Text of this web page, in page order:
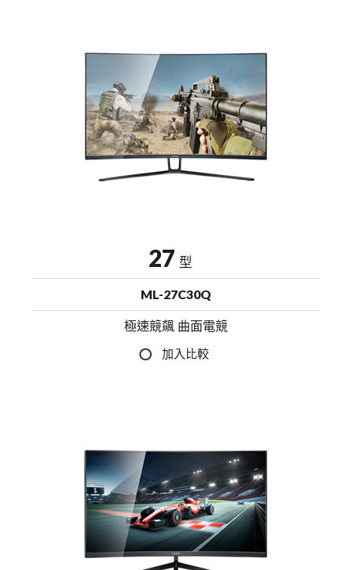
27 型
ML-27C30Q
極速競飆 曲面電競